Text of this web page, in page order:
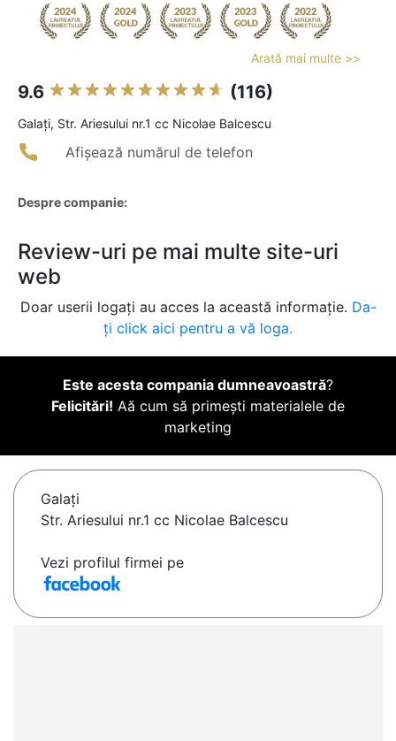
Arată mai multe >>
9.6 (116)
Galaţi, Str. Ariesului nr.1 cc Nicolae Balcescu
Afișează numărul de telefon
Despre companie:
Review-uri pe mai multe site-uri
web
Doar userii logați au acces la această informație. Da-
ți click aici pentru a vă loga.
Este acesta compania dumneavoastră?
Felicitări! Aă cum să primești materialele de
marketing
Galaţi
Str. Ariesului nr.1 cc Nicolae Balcescu
Vezi profilul firmei pe